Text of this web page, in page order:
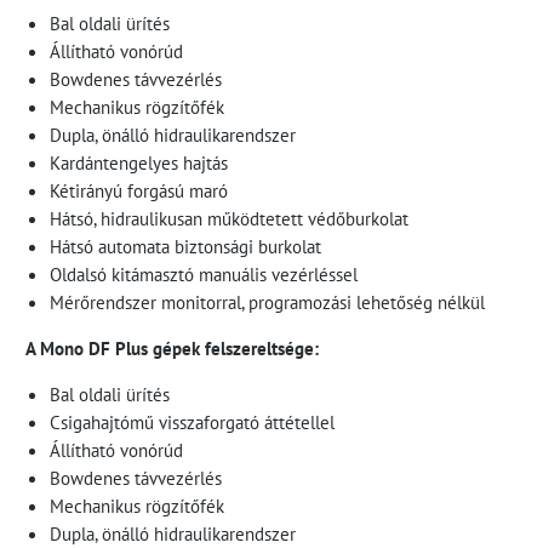
Bal oldali ürítés
Állítható vonórúd
Bowdenes távvezérlés
Mechanikus rögzítőfék
Dupla, önálló hidraulikarendszer
Kardántengelyes hajtás
Kétirányú forgású maró
Hátsó, hidraulikusan működtetett védőburkolat
Hátsó automata biztonsági burkolat
Oldalsó kitámasztó manuális vezérléssel
Mérőrendszer monitorral, programozási lehetőség nélkül
A Mono DF Plus gépek felszereltsége:
Bal oldali ürítés
Csigahajtómű visszaforgató áttétellel
Állítható vonórúd
Bowdenes távvezérlés
Mechanikus rögzítőfék
Dupla, önálló hidraulikarendszer